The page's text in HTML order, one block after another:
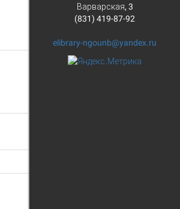
Варварская, 3
(831) 419-87-92
elibrary-ngounb@yandex.ru